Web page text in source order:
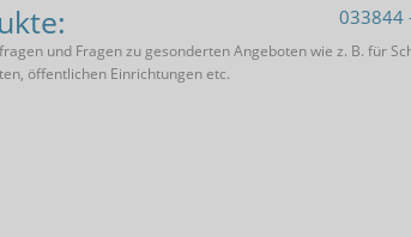
033844
und Fragen zu gesonderten Angeboten wie z. B. für
öffentlichen Einrichtungen etc.